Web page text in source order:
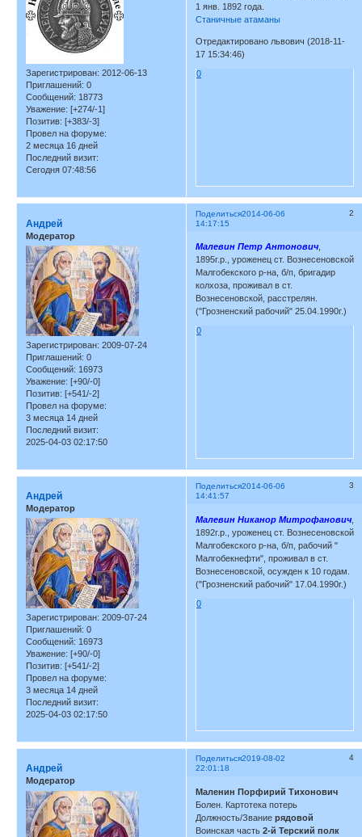
Зарегистрирован: 2012-06-13
Приглашений: 0
Сообщений: 18773
Уважение: [+274/-1]
Позитив: [+383/-3]
Провел на форуме:
2 месяца 16 дней
Последний визит:
Сегодня 07:48:56
1 янв. 1892 года.
Станичные атаманы
Отредактировано львович (2018-11-
17 15:34:46)
0
Поделиться 2
2014-06-06
14:17:15
Андрей
Модератор
Зарегистрирован: 2009-07-24
Приглашений: 0
Сообщений: 16973
Уважение: [+90/-0]
Позитив: [+541/-2]
Провел на форуме:
3 месяца 14 дней
Последний визит:
2025-04-03 02:17:50
Малевин Петр Антонович
1895г.р., уроженец ст. Вознесеновской
Малгобекского р-на, б/п, бригадир
колхоза, проживал в ст.
Вознесеновской, расстрелян.
("Грозненский рабочий" 25.04.1990г.)
0
Поделиться 3
2014-06-06
14:41:57
Андрей
Модератор
Зарегистрирован: 2009-07-24
Приглашений: 0
Сообщений: 16973
Уважение: [+90/-0]
Позитив: [+541/-2]
Провел на форуме:
3 месяца 14 дней
Последний визит:
2025-04-03 02:17:50
Малевин Никанор Митрофанович
1892г.р., уроженец ст. Вознесеновской
Малгобекского р-на, б/п, рабочий "
Малгобекнефти", проживал в ст.
Вознесеновской, осужден к 10 годам.
("Грозненский рабочий" 17.04.1990г.)
0
Поделиться 4
2019-08-02
22:01:18
Андрей
Модератор
Маленин Порфирий Тихонович
Болен. Картотека потерь
Должность/Звание рядовой
Воинская часть2-й Терский полк